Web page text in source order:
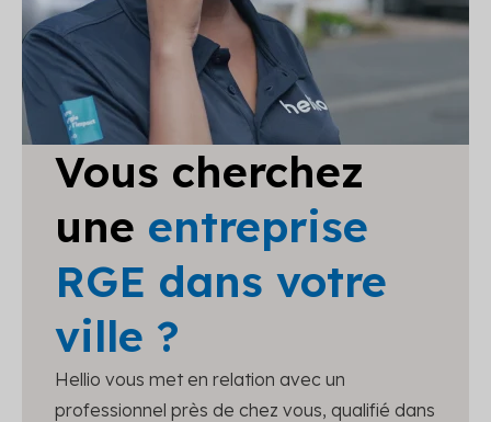
Vous cherchez
une entreprise
RGE dans votre
ville ?
Hellio vous met en relation avec un
professionnel près de chez vous, qualifié dans